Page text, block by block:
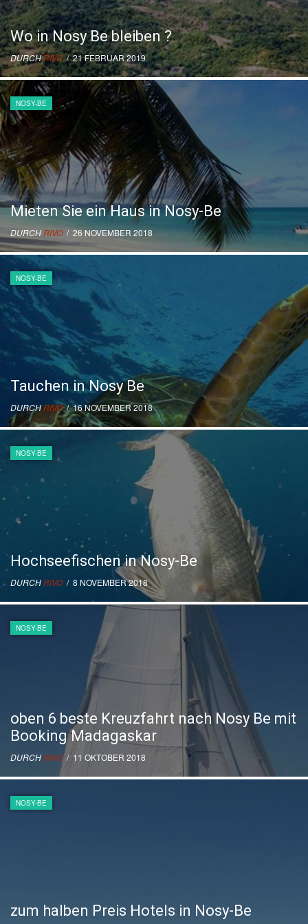
Wo in Nosy Be bleiben ?
DURCHRIVO/ 21 FEBRUAR 2019
NOSY-BE
Mieten Sie ein Haus in Nosy-Be
DURCH RIVO/ 26 NOVEMBER 2018
NOSY-BE
Tauchen in Nosy Be
DURCHRIVO/ 16 NOVEMBER 2018
NOSY-BE
Hochseefischen in Nosy-Be
DURCHRIVO/ 8 NOVEMBER 2018
NOSY-BE
oben 6 beste Kreuzfahrt nach Nosy Be mit
Booking Madagaskar
DURCH RIVO/ 11 OKTOBER 2018
NOSY-BE
zum halben Preis Hotels in Nosy-Be